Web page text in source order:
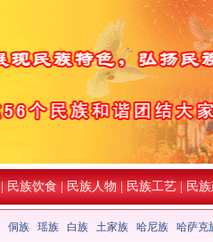
民族饮食 民族人物 民族工艺 民
侗族 瑶族 白族 土家族 哈尼族 哈萨克